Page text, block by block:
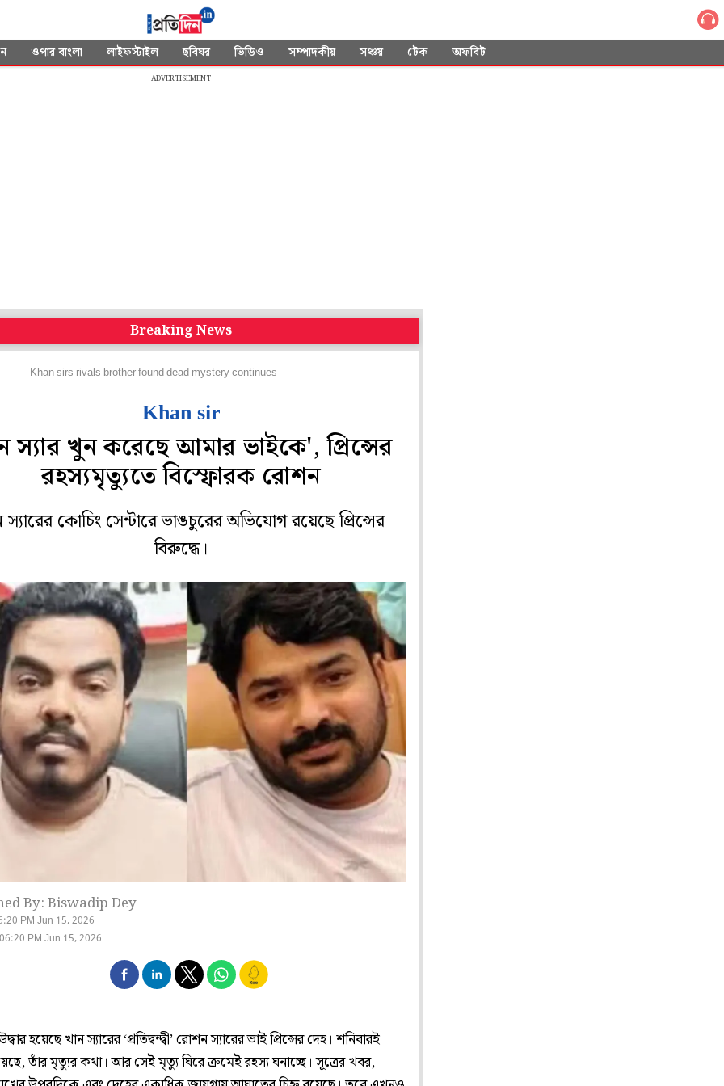
ওপার বাংলা লাইফস্টাইল ছবিঘর ভিডিও সম্পাদকীয় সঞ্চয় টেক অফবিট
ADVERTISEMENT
Breaking News
Khan sirs rivals brother found dead mystery continues
Khan sir
স্যার খুন করেছে আমার ভাইকে', প্রিন্সের
রহস্যমৃত্যুতে বিস্ফোরক রোশন
স্যারের কোচিং সেন্টারে ভাঙচুরের অভিযোগ রয়েছে প্রিন্সের
বিরুদ্ধে।
By: Biswadip Dey
PM Jun 15, 2026
PM Jun 15, 2026
হয়েছে খান স্যারের ‘প্রতিদ্বন্দ্বী’ রোশন স্যারের ভাই প্রিন্সের দেহ। শনিবারই
তাঁর মৃত্যুর কথা। আর সেই মৃত্যু ঘিরে ক্রমেই রহস্য ঘনাচ্ছে। সূত্রের খবর,